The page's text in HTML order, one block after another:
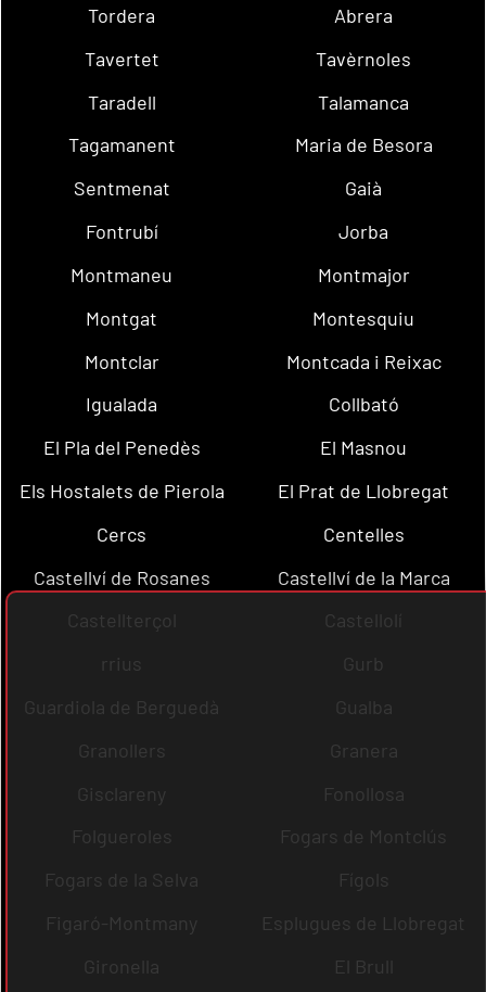
Tordera
Abrera
Tavertet
Tavèrnoles
Taradell
Talamanca
Tagamanent
Maria de Besora
Sentmenat
Gaià
Fontrubí
Jorba
Montmaneu
Montmajor
Montgat
Montesquiu
Montclar
Montcada i Reixac
Igualada
Collbató
El Pla del Penedès
El Masnou
Els Hostalets de Pierola
El Prat de Llobregat
Cercs
Centelles
Castellví de Rosanes
Castellví de la Marca
Castellterçol
Castellolí
rrius
Gurb
Guardiola de Berguedà
Gualba
Granollers
Granera
Gisclareny
Fonollosa
Folgueroles
Fogars de Montclús
Fogars de la Selva
Fígols
Figaró-Montmany
Esplugues de Llobregat
Gironella
El Brull